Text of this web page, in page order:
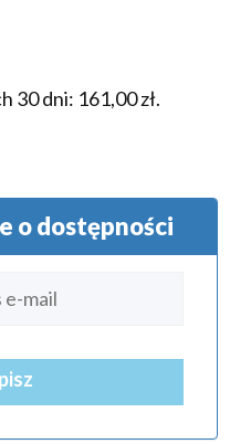
30 dni: 161,00zł.
o dostępności